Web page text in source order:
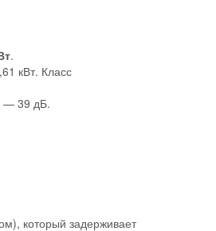
.
кВт. Класс
— 39 дБ.
который задерживает